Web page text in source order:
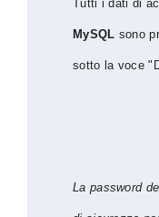
Tutti i dati di
MySQL sono
sotto la voce
La password